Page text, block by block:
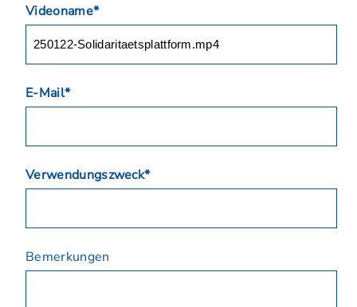
Videoname*
E-Mail*
Verwendungszweck*
Bemerkungen